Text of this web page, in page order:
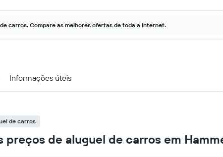
de carros. Compare as melhores ofertas de toda a internet.
Informações úteis
de carros
preços de aluguel de carros em